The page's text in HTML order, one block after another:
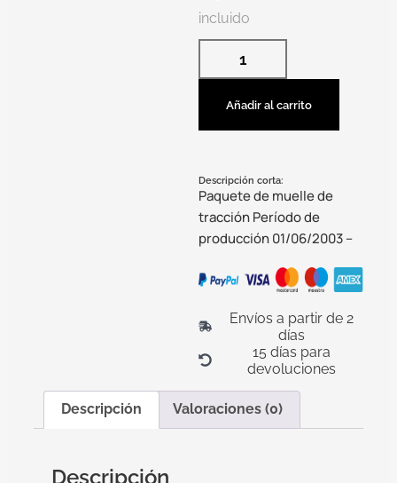
incluido
Añadir al carrito
Descripción corta:
Paquete de muelle de
tracción Período de
producción 01/06/2003 –
Envíos a partir de 2
días
15 días para
devoluciones
Descripción Valoraciones (0)
Descripción